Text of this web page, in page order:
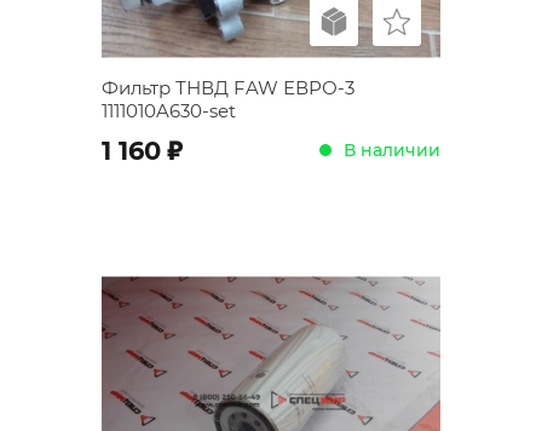
Фильтр ТНВД FAW ЕВРО-3
1111010A630-set
1 160 ; В наличии